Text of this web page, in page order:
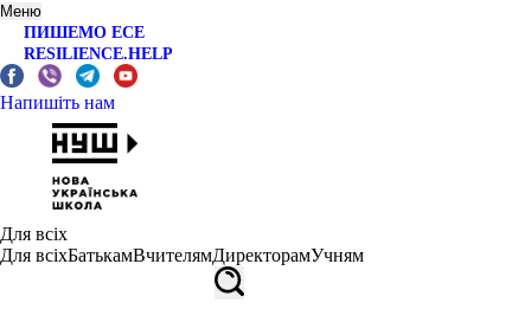
Меню
ПИШЕМО ЕСЕ
RESILIENCE.HELP
Напишіть нам
Для всіх
Для всіхБатькамВчителямДиректорамУчням